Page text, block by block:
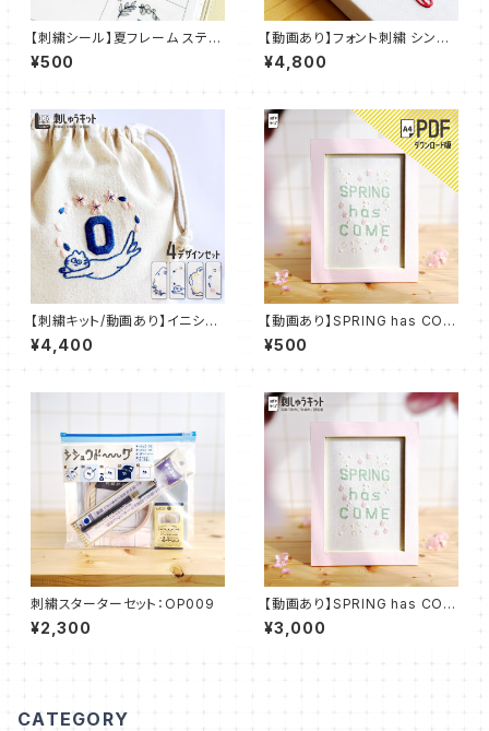
【刺繍シール】夏フレーム ステッ
カー【フレークシール】ST_EMB
03
¥500
【動画あり】フォント刺繍 シンプ
ルねこフォント：FNT_K001
¥4,800
【刺繍キット/動画あり】イニシャ
ル デコ 刺繍 IDEable LIGHT
猫と春の花：IDL_K02
¥4,400
【動画あり】SPRING has COM
E【PDFダウンロード】：PDF_P0
7
¥500
刺繍スターターセット：OP009
¥2,300
【動画あり】SPRING has COM
E【図案印刷済み】：KIT_004
¥3,000
CATEGORY